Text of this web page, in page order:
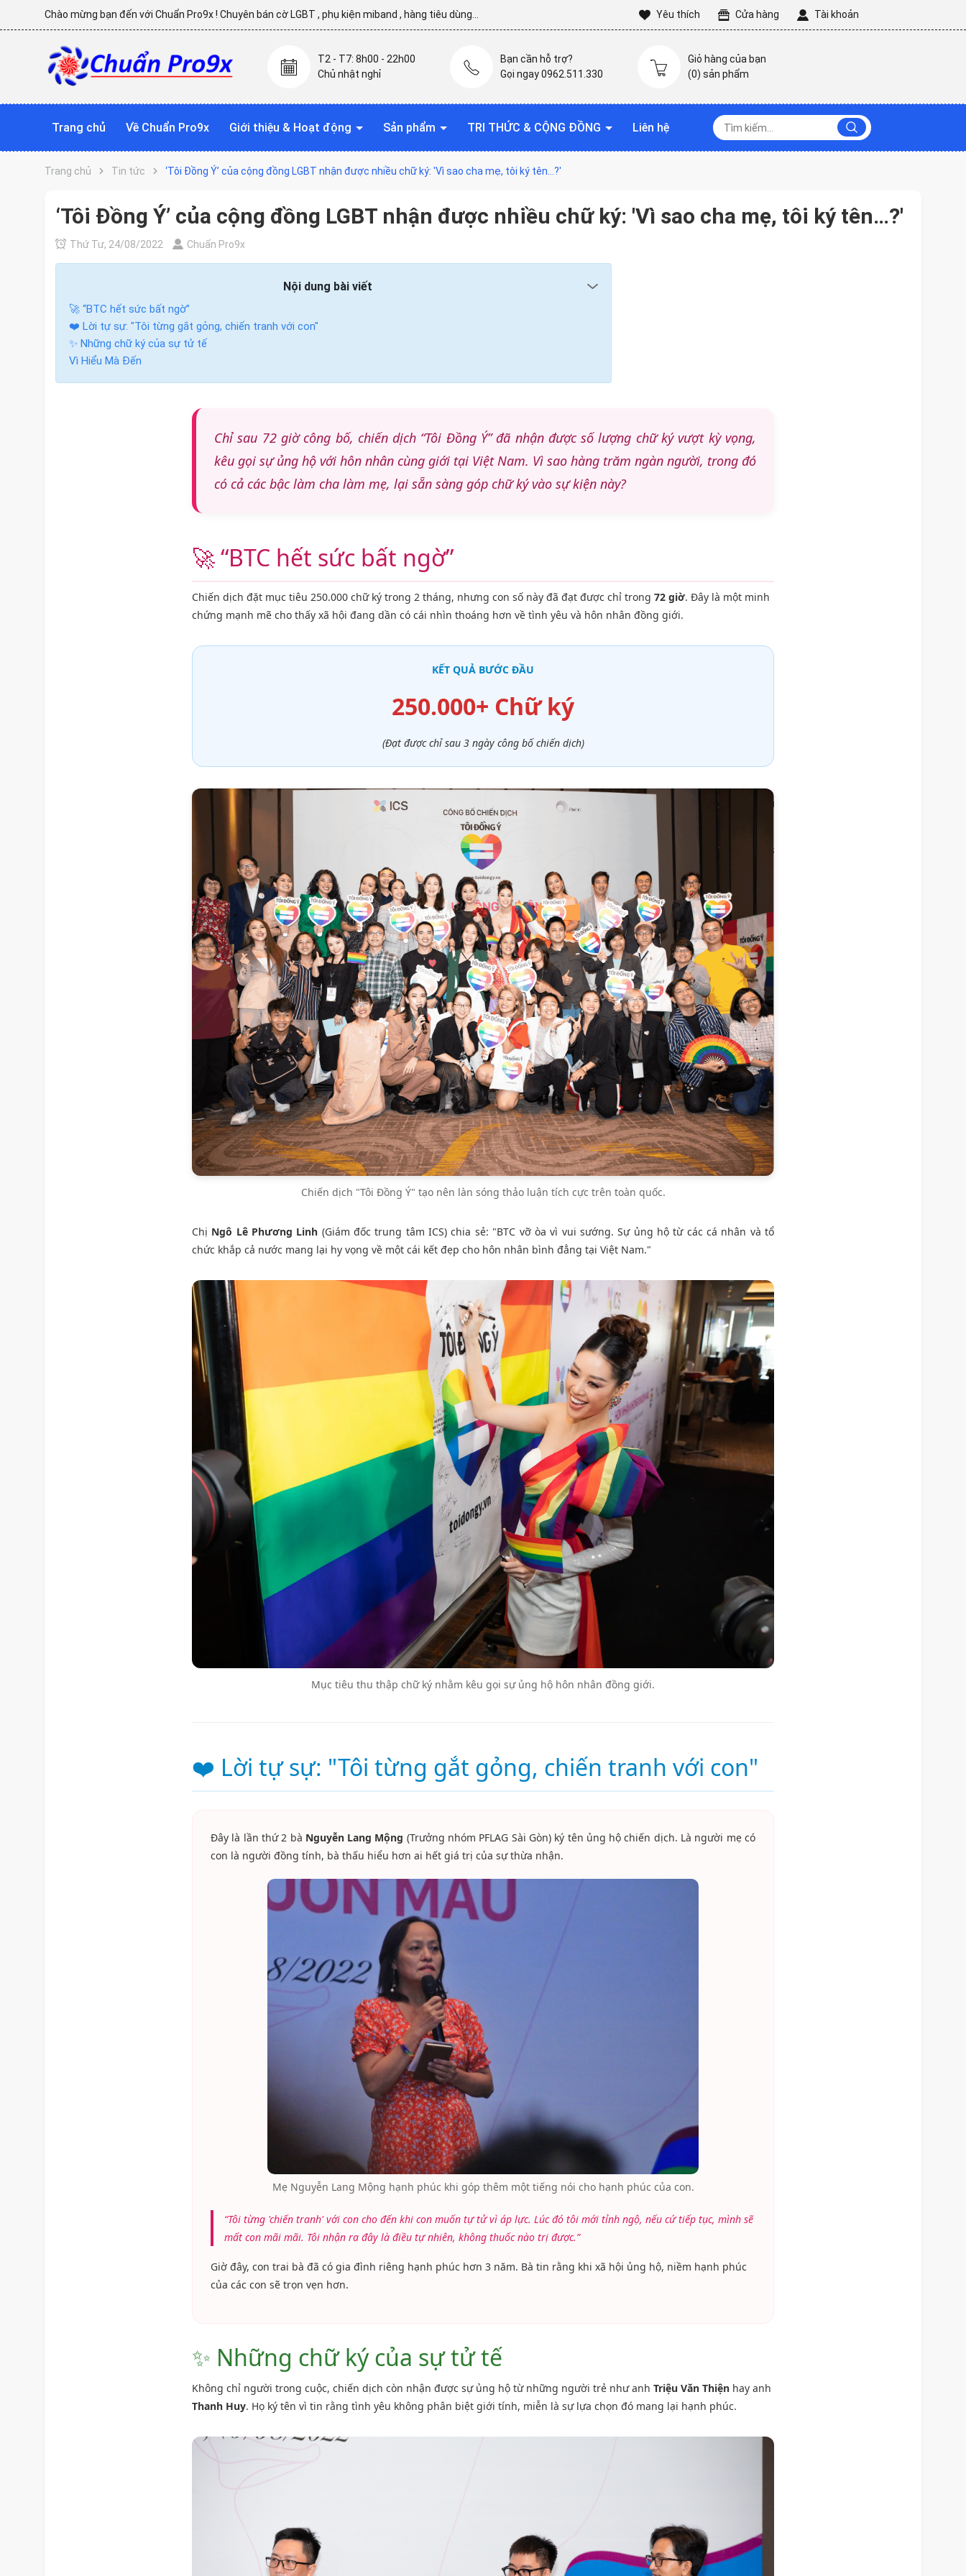
Chào mừng bạn đến với Chuẩn Pro9x ! Chuyên bán cờ LGBT , phụ kiện miband , hàng tiêu dùng... Yêu thích Cửa hàng Tài khoản
T2 - T7: 8h00 - 22h00
Chủ nhật nghỉ
Bạn cần hỗ trợ?
Gọi ngay 0962.511.330
Giỏ hàng của bạn
(0) sản phẩm
Trang chủ Về Chuẩn Pro9x Giới thiệu & Hoạt động Sản phẩm TRI THỨC & CỘNG ĐỒNG Liên hệ
Trang chủ Tin tức ‘Tôi Đồng Ý’ của cộng đồng LGBT nhận được nhiều chữ ký: 'Vì sao cha mẹ, tôi ký tên…?'
‘Tôi Đồng Ý’ của cộng đồng LGBT nhận được nhiều chữ ký: 'Vì sao cha mẹ, tôi ký tên…?'
Thứ Tư, 24/08/2022 Chuẩn Pro9x
Nội dung bài viết
🚀 “BTC hết sức bất ngờ”
❤️ Lời tự sự: "Tôi từng gắt gỏng, chiến tranh với con"
✨ Những chữ ký của sự tử tế
Vì Hiểu Mà Đến
Chỉ sau 72 giờ công bố, chiến dịch “Tôi Đồng Ý” đã nhận được số lượng chữ ký vượt kỳ vọng,
kêu gọi sự ủng hộ với hôn nhân cùng giới tại Việt Nam. Vì sao hàng trăm ngàn người, trong đó
có cả các bậc làm cha làm mẹ, lại sẵn sàng góp chữ ký vào sự kiện này?
🚀 “BTC hết sức bất ngờ”
Chiến dịch đặt mục tiêu 250.000 chữ ký trong 2 tháng, nhưng con số này đã đạt được chỉ trong 72 giờ. Đây là một minh
chứng mạnh mẽ cho thấy xã hội đang dần có cái nhìn thoáng hơn về tình yêu và hôn nhân đồng giới.
KẾT QUẢ BƯỚC ĐẦU
250.000+ Chữ ký
(Đạt được chỉ sau 3 ngày công bố chiến dịch)
Chiến dịch "Tôi Đồng Ý" tạo nên làn sóng thảo luận tích cực trên toàn quốc.
Chị Ngô Lê Phương Linh (Giám đốc trung tâm ICS) chia sẻ: "BTC vỡ òa vì vui sướng. Sự ủng hộ từ các cá nhân và tổ
chức khắp cả nước mang lại hy vọng về một cái kết đẹp cho hôn nhân bình đẳng tại Việt Nam."
Mục tiêu thu thập chữ ký nhằm kêu gọi sự ủng hộ hôn nhân đồng giới.
❤️ Lời tự sự: "Tôi từng gắt gỏng, chiến tranh với con"
Đây là lần thứ 2 bà Nguyễn Lang Mộng (Trưởng nhóm PFLAG Sài Gòn) ký tên ủng hộ chiến dịch. Là người mẹ có
con là người đồng tính, bà thấu hiểu hơn ai hết giá trị của sự thừa nhận.
Mẹ Nguyễn Lang Mộng hạnh phúc khi góp thêm một tiếng nói cho hạnh phúc của con.
“Tôi từng 'chiến tranh' với con cho đến khi con muốn tự tử vì áp lực. Lúc đó tôi mới tỉnh ngộ, nếu cứ tiếp tục, mình sẽ
mất con mãi mãi. Tôi nhận ra đây là điều tự nhiên, không thuốc nào trị được.”
Giờ đây, con trai bà đã có gia đình riêng hạnh phúc hơn 3 năm. Bà tin rằng khi xã hội ủng hộ, niềm hạnh phúc
của các con sẽ trọn vẹn hơn.
✨ Những chữ ký của sự tử tế
Không chỉ người trong cuộc, chiến dịch còn nhận được sự ủng hộ từ những người trẻ như anh Triệu Văn Thiện hay anh
Thanh Huy. Họ ký tên vì tin rằng tình yêu không phân biệt giới tính, miễn là sự lựa chọn đó mang lại hạnh phúc.